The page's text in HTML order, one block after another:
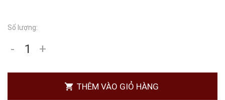
Số lượng:
- +
THÊM VÀO GIỎ HÀNG